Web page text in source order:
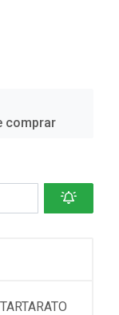
comprar